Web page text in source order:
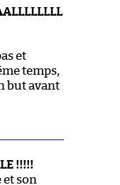
et
temps,
but avant
!!!!!
et son